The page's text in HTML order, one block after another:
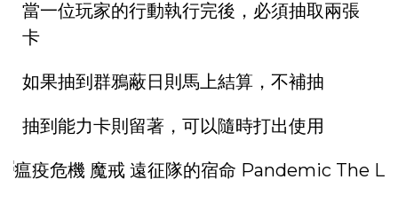
當一位玩家的行動執行完後，必須抽取兩張
卡
如果抽到群鴉蔽日則馬上結算，不補抽
抽到能力卡則留著，可以隨時打出使用